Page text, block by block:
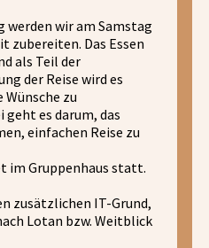
werden wir am Samstag
zubereiten. Das Essen
als Teil der
der Reise wird es
zu
es darum, das
einfachen Reise zu
im Gruppenhaus statt.
zusätzlichen IT-Grund,
Lotan bzw. Weitblick